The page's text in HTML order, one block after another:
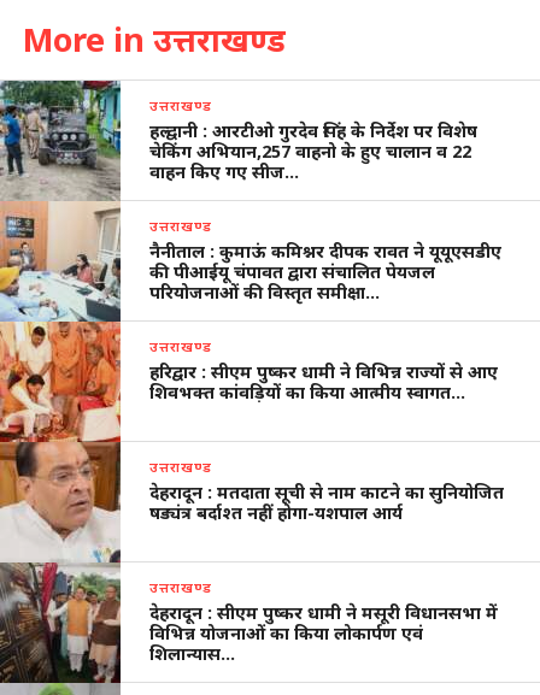
More in उत्तराखण्ड
उत्तराखण्ड
हल्द्वानी : आरटीओ गुरदेव सिंह के निर्देश पर विशेष
चेकिंग अभियान,257 वाहनो के हुए चालान व 22
वाहन किए गए सीज…
उत्तराखण्ड
नैनीताल : कुमाऊं कमिश्नर दीपक रावत ने यूयूएसडीए
की पीआईयू चंपावत द्वारा संचालित पेयजल
परियोजनाओं की विस्तृत समीक्षा…
उत्तराखण्ड
हरिद्वार : सीएम पुष्कर धामी ने विभिन्न राज्यों से आए
शिवभक्त कांवड़ियों का किया आत्मीय स्वागत…
उत्तराखण्ड
देहरादून : मतदाता सूची से नाम काटने का सुनियोजित
षड्यंत्र बर्दाश्त नहीं होगा-यशपाल आर्य
उत्तराखण्ड
देहरादून : सीएम पुष्कर धामी ने मसूरी विधानसभा में
विभिन्न योजनाओं का किया लोकार्पण एवं
शिलान्यास…